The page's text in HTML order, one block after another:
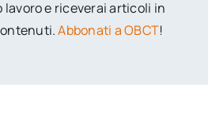
lavoro e riceverai articoli in
Abbonati a OBCT!